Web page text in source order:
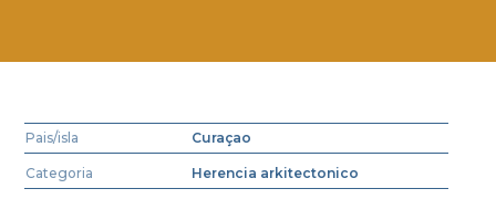
Pais/isla Curaçao
Categoria Herencia arkitectonico